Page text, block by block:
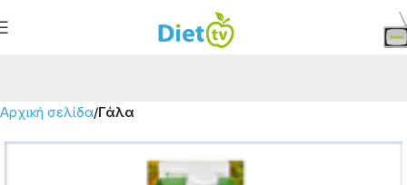
Αρχική σελίδα Γάλα